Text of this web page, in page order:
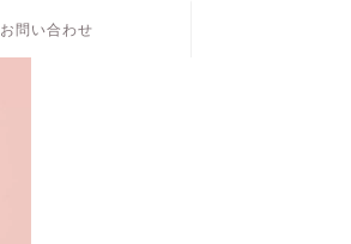
お問い合わせ